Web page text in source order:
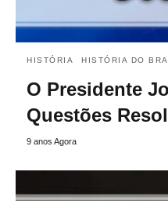
HISTÓRIA HISTÓRIA DO
O Presidente
Questões
9 anos Agora